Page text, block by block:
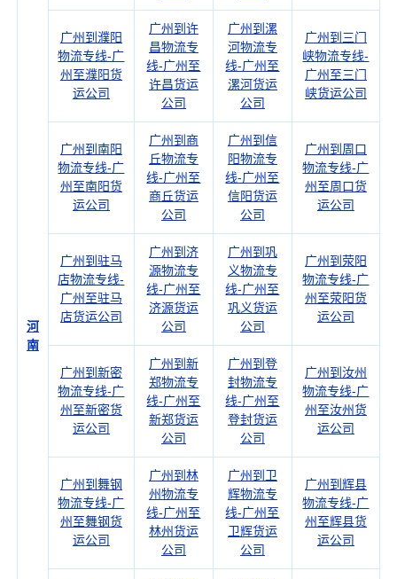
河
南
广州到濮阳
物流专线-广
州至濮阳货
运公司
广州到许
昌物流专
线-广州至
许昌货运
公司
广州到漯
河物流专
线-广州至
漯河货运
公司
广州到三门
峡物流专线-
广州至三门
峡货运公司
广州到南阳
物流专线-广
州至南阳货
运公司
广州到商
丘物流专
线-广州至
商丘货运
公司
广州到信
阳物流专
线-广州至
信阳货运
公司
广州到周口
物流专线-广
州至周口货
运公司
广州到驻马
店物流专线-
广州至驻马
店货运公司
广州到济
源物流专
线-广州至
济源货运
公司
广州到巩
义物流专
线-广州至
巩义货运
公司
广州到荥阳
物流专线-广
州至荥阳货
运公司
广州到新密
物流专线-广
州至新密货
运公司
广州到新
郑物流专
线-广州至
新郑货运
公司
广州到登
封物流专
线-广州至
登封货运
公司
广州到汝州
物流专线-广
州至汝州货
运公司
广州到舞钢
物流专线-广
州至舞钢货
运公司
广州到林
州物流专
线-广州至
林州货运
公司
广州到卫
辉物流专
线-广州至
卫辉货运
公司
广州到辉县
物流专线-广
州至辉县货
运公司